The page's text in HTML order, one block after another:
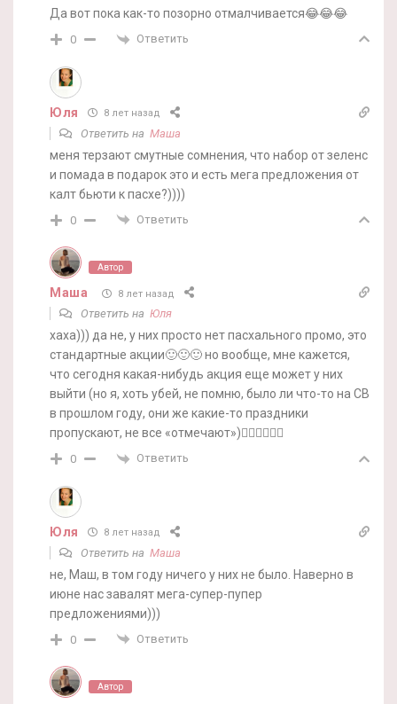
Да вот пока как-то позорно отмалчивается😂😂😂
0 Ответить
Юля 8 лет назад
Ответить на Маша
меня терзают смутные сомнения, что набор от зеленс
и помада в подарок это и есть мега предложения от
калт бьюти к пасхе?))))
0 Ответить
Автор
Маша 8 лет назад
Ответить на Юля
хаха))) да не, у них просто нет пасхального промо, это
стандартные акции🙂🙂🙂 но вообще, мне кажется,
что сегодня какая-нибудь акция еще может у них
выйти (но я, хоть убей, не помню, было ли что-то на CB
в прошлом году, они же какие-то праздники
пропускают, не все «отмечают»)🤷‍♀️🤷‍♀️🤷‍♀️
0 Ответить
Юля 8 лет назад
Ответить на Маша
не, Маш, в том году ничего у них не было. Наверно в
июне нас завалят мега-супер-пупер
предложениями)))
0 Ответить
Автор